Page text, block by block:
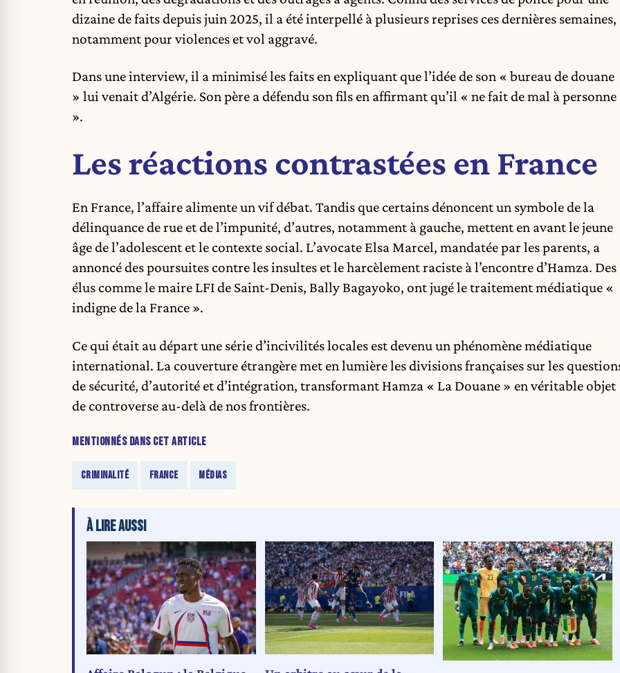
dizaine de faits depuis juin 2025, il a été interpellé à plusieurs reprises ces dernières semaines,
notamment pour violences et vol aggravé.
Dans une interview, il a minimisé les faits en expliquant que l’idée de son « bureau de douane
» lui venait d’Algérie. Son père a défendu son fils en affirmant qu’il « ne fait de mal à personne
».
Les réactions contrastées en France
En France, l’affaire alimente un vif débat. Tandis que certains dénoncent un symbole de la
délinquance de rue et de l’impunité, d’autres, notamment à gauche, mettent en avant le jeune
âge de l’adolescent et le contexte social. L’avocate Elsa Marcel, mandatée par les parents, a
annoncé des poursuites contre les insultes et le harcèlement raciste à l’encontre d’Hamza. Des
élus comme le maire LFI de Saint-Denis, Bally Bagayoko, ont jugé le traitement médiatique «
indigne de la France ».
Ce qui était au départ une série d’incivilités locales est devenu un phénomène médiatique
international. La couverture étrangère met en lumière les divisions françaises sur les
de sécurité, d’autorité et d’intégration, transformant Hamza « La Douane » en véritable objet
de controverse au-delà de nos frontières.
MENTIONNÉS DANS CET ARTICLE
CRIMINALITÉ FRANCE MÉDIAS
À LIRE AUSSI